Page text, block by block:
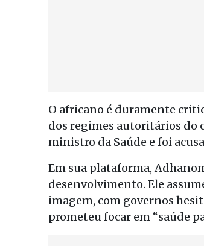
O africano é duramente
dos regimes autoritários do
ministro da Saúde e foi
Em sua plataforma,
desenvolvimento. Ele
imagem, com governos
prometeu focar em “saúde